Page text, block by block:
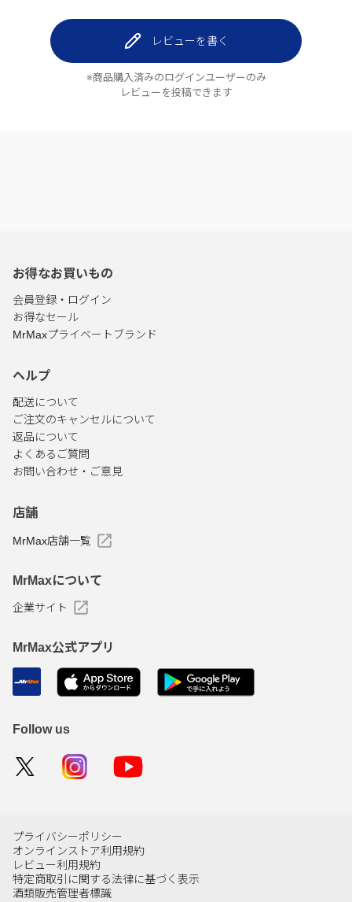
レビューを書く
※商品購入済みのログインユーザーのみ
レビューを投稿できます
お得なお買いもの
会員登録・ログイン
お得なセール
MrMaxプライベートブランド
ヘルプ
配送について
ご注文のキャンセルについて
返品について
よくあるご質問
お問い合わせ・ご意見
店舗
MrMax店舗一覧
MrMaxについて
企業サイト
MrMax公式アプリ
Follow us
プライバシーポリシー
オンラインストア利用規約
レビュー利用規約
特定商取引に関する法律に基づく表示
酒類販売管理者標識